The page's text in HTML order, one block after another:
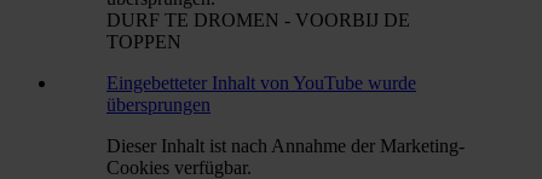
DURF TE DROMEN - VOORBIJ DE
TOPPEN
Eingebetteter Inhalt von YouTube wurde
übersprungen
Dieser Inhalt ist nach Annahme der Marketing-
Cookies verfügbar.